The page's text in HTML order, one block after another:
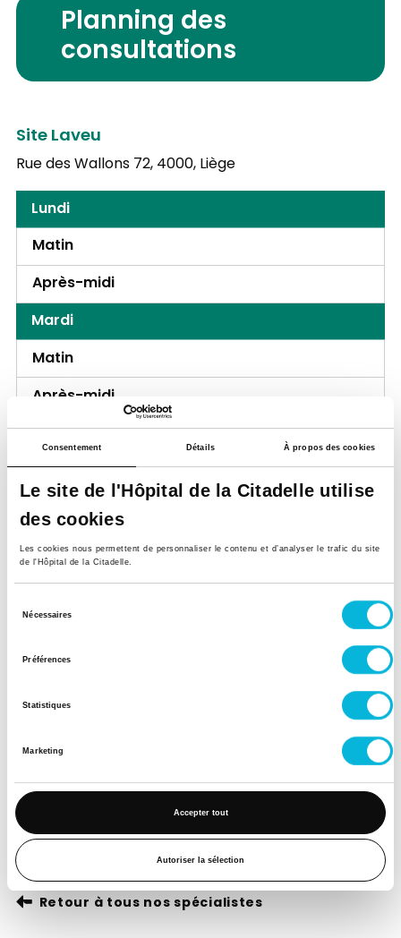
Consentement Détails À propos des cookies
Le site de l'Hôpital de la Citadelle utilise
des cookies
Les cookies nous permettent de personnaliser le contenu et d’analyser le trafic du site
de l'Hôpital de la Citadelle.
Nécessaires
Préférences
Statistiques
Marketing
Accepter tout
Autoriser la sélection
Planning des
consultations
Site Laveu
Rue des Wallons 72,4000, Liège
Lundi
Matin
Après-midi
Mardi
Matin
Après-midi
Mercredi
Matin
Après-midi
Jeudi
Matin
Après-midi
Vendredi
Après-midi
Retour à tous nos spécialistes